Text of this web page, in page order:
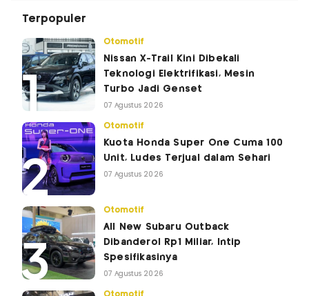
Terpopuler
Otomotif
Nissan X-Trail Kini Dibekali
Teknologi Elektrifikasi, Mesin
Turbo Jadi Genset
07 Agustus 2026
Otomotif
Kuota Honda Super One Cuma 100
Unit, Ludes Terjual dalam Sehari
07 Agustus 2026
Otomotif
All New Subaru Outback
Dibanderol Rp1 Miliar, Intip
Spesifikasinya
07 Agustus 2026
Otomotif